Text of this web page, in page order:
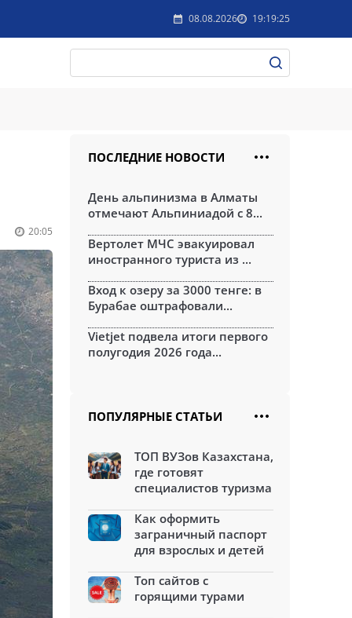
08.08.2026 19:19:25
20:05
ПОСЛЕДНИЕ НОВОСТИ
День альпинизма в Алматы
отмечают Альпиниадой с 8...
Вертолет МЧС эвакуировал
иностранного туриста из ...
Вход к озеру за 3000 тенге: в
Бурабае оштрафовали...
Vietjet подвела итоги первого
полугодия 2026 года...
ПОПУЛЯРНЫЕ СТАТЬИ
ТОП ВУЗов Казахстана,
где готовят
специалистов туризма
Как оформить
заграничный паспорт
для взрослых и детей
Топ сайтов с
горящими турами